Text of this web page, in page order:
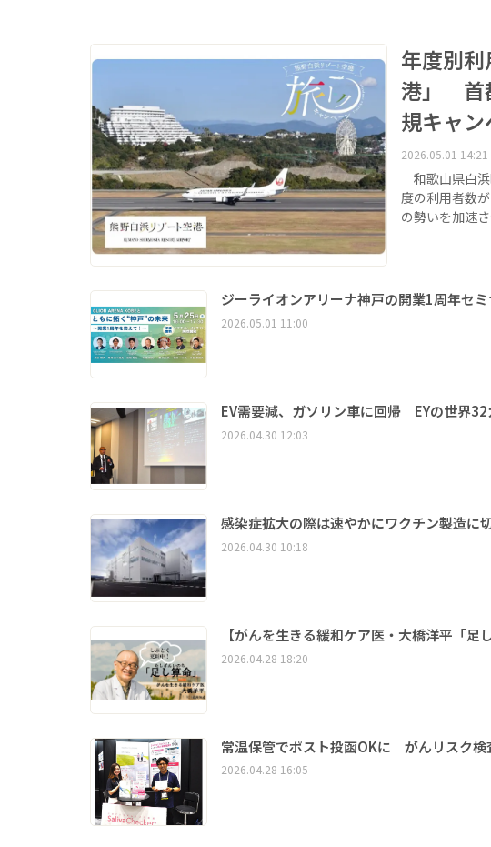
年度別
港」 首
規キャ
2026.05.01 14:21
和歌山県白
度の利用者数
の勢いを加速
ジーライオンアリーナ神戸の開業1周年セ
2026.05.01 11:00
EV需要減、ガソリン車に回帰 EYの世界
2026.04.30 12:03
感染症拡大の際は速やかにワクチン製造
2026.04.30 10:18
【がんを生きる緩和ケア医・大橋洋平「足
2026.04.28 18:20
常温保管でポスト投函OKに がんリスク
2026.04.28 16:05